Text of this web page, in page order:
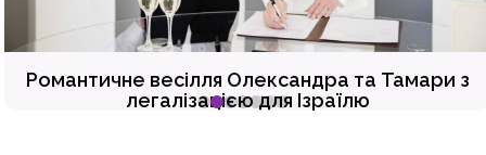
Романтичне весілля Олександра та Тамари з
легалізацією для Ізраїлю